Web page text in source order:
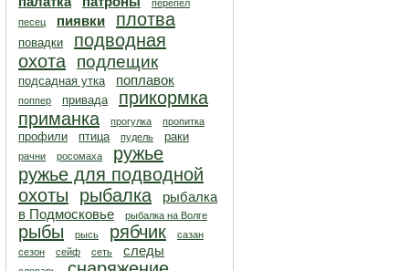
перепел
песец
пиявки плотва
повадки
подводная
охота
подлещик
подсадная утка поплавок
поппер привада
прикормка
приманка
прогулка пропитка
профили птица пудель раки
рачни росомаха
ружье
ружье для подводной
охоты
рыбалка
рыбалка
в Подмосковье
рыбалка на Волге
рыбы рысь рябчик
сазан
сезон
сейф сеть следы